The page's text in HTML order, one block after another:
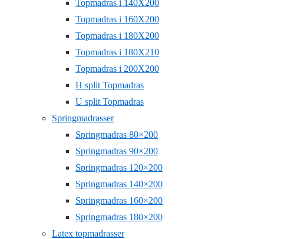
Topmadras i 140X200
Topmadras i 160X200
Topmadras i 180X200
Topmadras i 180X210
Topmadras i 200X200
H split Topmadras
U split Topmadras
Springmadrasser
Springmadras 80×200
Springmadras 90×200
Springmadras 120×200
Springmadras 140×200
Springmadras 160×200
Springmadras 180×200
Latex topmadrasser